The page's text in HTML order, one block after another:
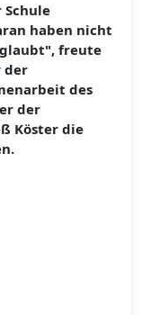
Schule
haben nicht
freute
der
des
der
Köster die